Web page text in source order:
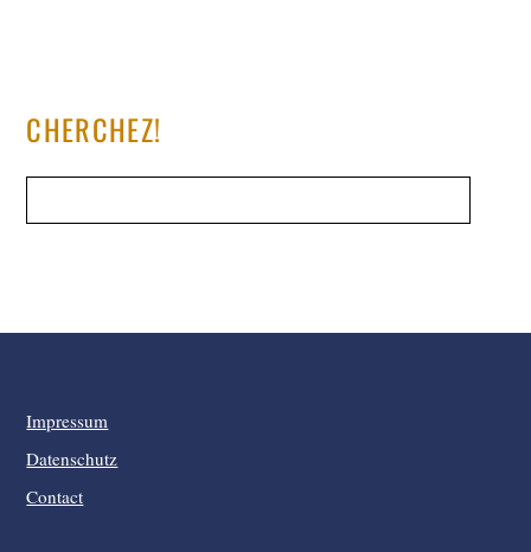
CHERCHEZ!
Impressum
Datenschutz
Contact